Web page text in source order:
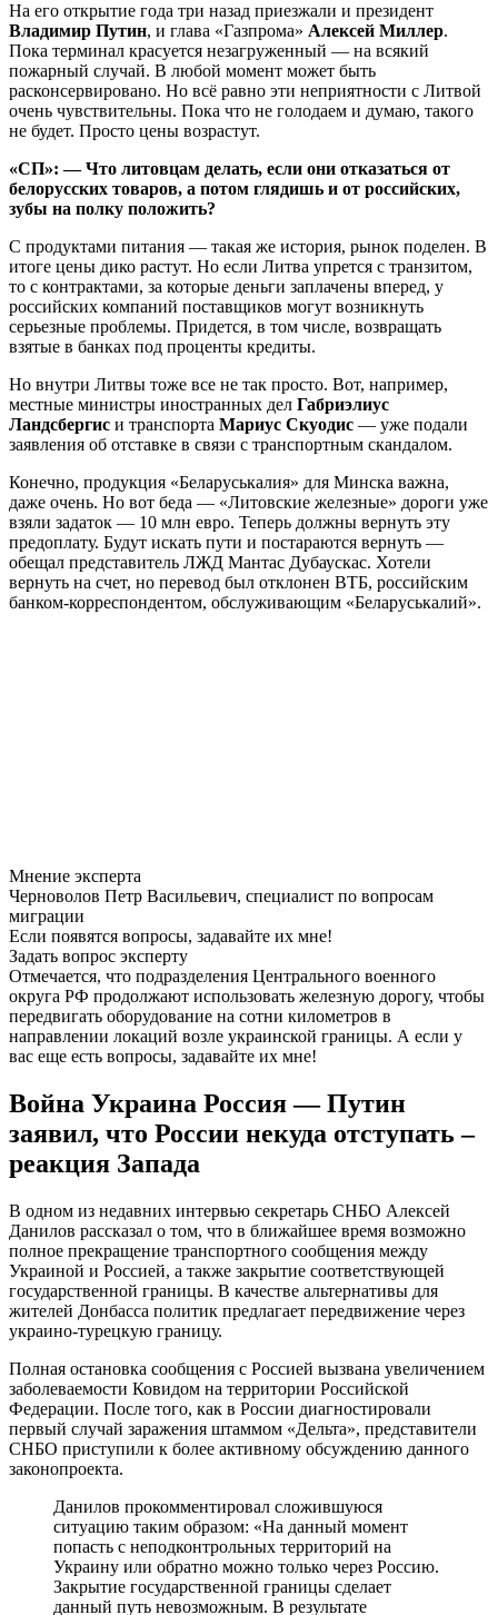
На его открытие года три назад приезжали и президент
Владимир Путин, и глава «Газпрома» Алексей Миллер.
Пока терминал красуется незагруженный — на всякий
пожарный случай. В любой момент может быть
расконсервировано. Но всё равно эти неприятности с Литвой
очень чувствительны. Пока что не голодаем и думаю, такого
не будет. Просто цены возрастут.
«СП»: — Что литовцам делать, если они отказаться от
белорусских товаров, а потом глядишь и от российских,
зубы на полку положить?
С продуктами питания — такая же история, рынок поделен. В
итоге цены дико растут. Но если Литва упрется с транзитом,
то с контрактами, за которые деньги заплачены вперед, у
российских компаний поставщиков могут возникнуть
серьезные проблемы. Придется, в том числе, возвращать
взятые в банках под проценты кредиты.
Но внутри Литвы тоже все не так просто. Вот, например,
местные министры иностранных дел Габриэлиус
Ландсбергис и транспорта Мариус Скуодис — уже подали
заявления об отставке в связи с транспортным скандалом.
Конечно, продукция «Беларуськалия» для Минска важна,
даже очень. Но вот беда — «Литовские железные» дороги уже
взяли задаток — 10 млн евро. Теперь должны вернуть эту
предоплату. Будут искать пути и постараются вернуть —
обещал представитель ЛЖД Мантас Дубаускас. Хотели
вернуть на счет, но перевод был отклонен ВТБ, российским
банком-корреспондентом, обслуживающим «Беларуськалий».
Мнение эксперта
Черноволов Петр Васильевич, специалист по вопросам
миграции
Если появятся вопросы, задавайте их мне!
Задать вопрос эксперту
Отмечается, что подразделения Центрального военного
округа РФ продолжают использовать железную дорогу, чтобы
передвигать оборудование на сотни километров в
направлении локаций возле украинской границы. А если у
вас еще есть вопросы, задавайте их мне!
Война Украина Россия — Путин
заявил, что России некуда отступать –
реакция Запада
В одном из недавних интервью секретарь СНБО Алексей
Данилов рассказал о том, что в ближайшее время возможно
полное прекращение транспортного сообщения между
Украиной и Россией, а также закрытие соответствующей
государственной границы. В качестве альтернативы для
жителей Донбасса политик предлагает передвижение через
украино-турецкую границу.
Полная остановка сообщения с Россией вызвана увеличением
заболеваемости Ковидом на территории Российской
Федерации. После того, как в России диагностировали
первый случай заражения штаммом «Дельта», представители
СНБО приступили к более активному обсуждению данного
законопроекта.
Данилов прокомментировал сложившуюся
ситуацию таким образом: «На данный момент
попасть с неподконтрольных территорий на
Украину или обратно можно только через Россию.
Закрытие государственной границы сделает
данный путь невозможным. В результате